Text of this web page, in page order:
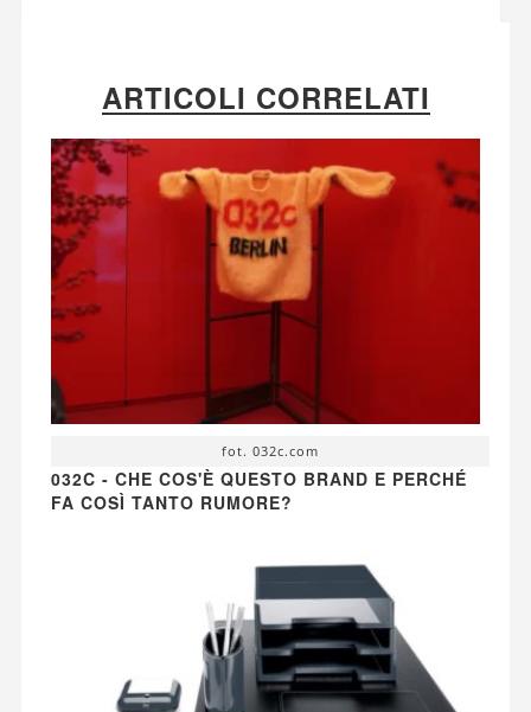
ARTICOLI CORRELATI
fot. 032c.com
032C - CHE COS'È QUESTO BRAND E PERCHÉ
FA COSÌ TANTO RUMORE?